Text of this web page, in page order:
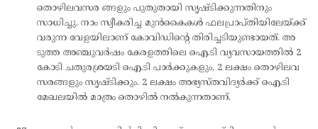
തൊഴിലവസര ങ്ങളും പുതുതായി സൃഷ്ടിക്കുന്നതിനും
സാധിച്ചു. നാം സ്വീകരിച്ച മുന്‍കൈകള്‍ ഫലപ്രാപ്തിയിലേയ്ക്ക്
വരുന്ന വേളയിലാണ് കോവിഡിന്റെ തിരിച്ചടിയുണ്ടായത്. അ
ടുത്ത അഞ്ചുവര്‍ഷം കേരളത്തിലെ ഐ.ടി വ്യവസായത്തില്‍ 2
കോടി ചതുരശ്രയടി ഐ.ടി പാര്‍ക്കുകളും, 2 ലക്ഷം തൊഴിലവ
സരങ്ങളും സൃഷ്ടിക്കും. 2 ലക്ഷം അഭ്യസ്തവിദ്യര്‍ക്ക് ഐ.ടി
മേഖലയില്‍ മാത്രം തൊഴില്‍ നല്‍കുന്നതാണ്.